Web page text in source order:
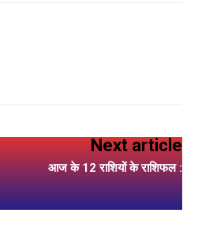
Next article
आज के 12 राशियों के राशिफल :